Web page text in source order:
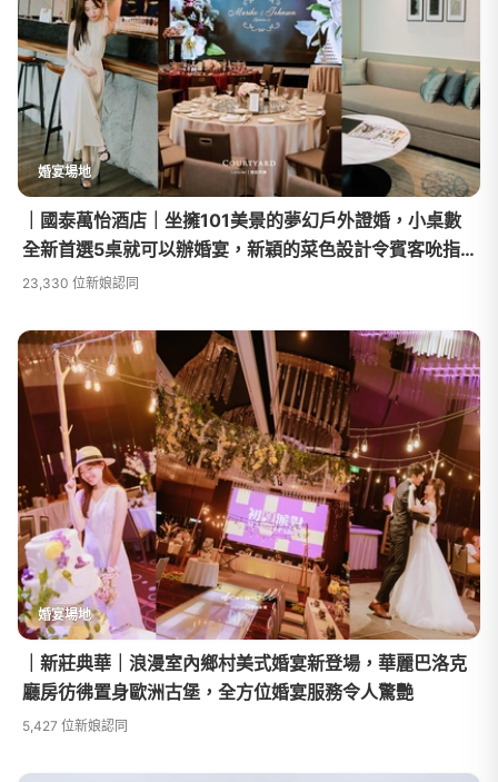
婚宴場地
｜國泰萬怡酒店｜坐擁101美景的夢幻戶外證婚，小桌數
全新首選5桌就可以辦婚宴，新穎的菜色設計令賓客吮指
回味
23,330 位新娘認同
婚宴場地
｜新莊典華｜浪漫室內鄉村美式婚宴新登場，華麗巴洛克
廳房彷彿置身歐洲古堡，全方位婚宴服務令人驚艷
5,427 位新娘認同